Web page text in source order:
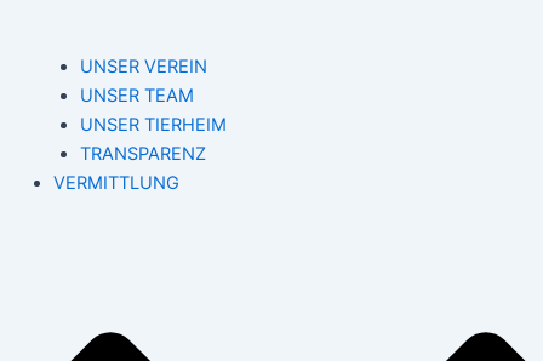
UNSER VEREIN
UNSER TEAM
UNSER TIERHEIM
TRANSPARENZ
VERMITTLUNG